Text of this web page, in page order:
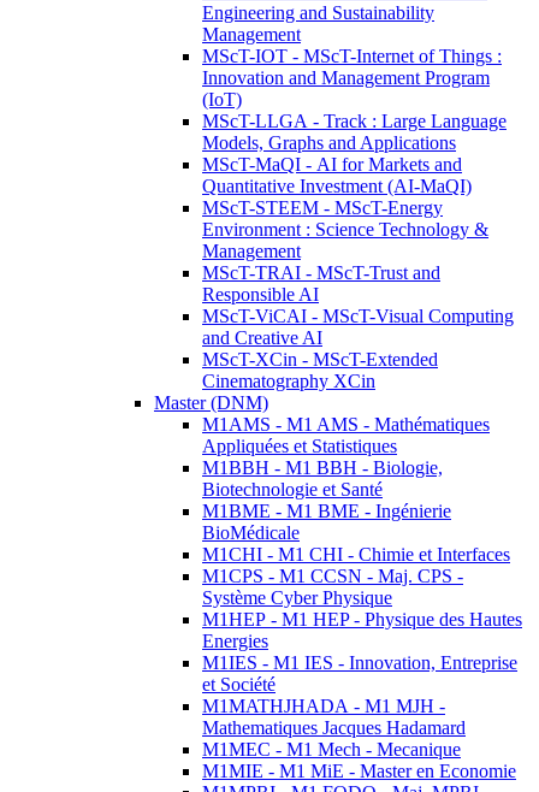
Engineering and Sustainability
Management
MScT-IOT - MScT-Internet of Things :
Innovation and Management Program
(IoT)
MScT-LLGA - Track : Large Language
Models, Graphs and Applications
MScT-MaQI - AI for Markets and
Quantitative Investment (AI-MaQI)
MScT-STEEM - MScT-Energy
Environment : Science Technology &
Management
MScT-TRAI - MScT-Trust and
Responsible AI
MScT-ViCAI - MScT-Visual Computing
and Creative AI
MScT-XCin - MScT-Extended
Cinematography XCin
Master (DNM)
M1AMS - M1 AMS - Mathématiques
Appliquées et Statistiques
M1BBH - M1 BBH - Biologie,
Biotechnologie et Santé
M1BME - M1 BME - Ingénierie
BioMédicale
M1CHI - M1 CHI - Chimie et Interfaces
M1CPS - M1 CCSN - Maj. CPS -
Système Cyber Physique
M1HEP - M1 HEP - Physique des Hautes
Energies
M1IES - M1 IES - Innovation, Entreprise
et Société
M1MATHJHADA - M1 MJH -
Mathematiques Jacques Hadamard
M1MEC - M1 Mech - Mecanique
M1MIE - M1 MiE - Master en Economie